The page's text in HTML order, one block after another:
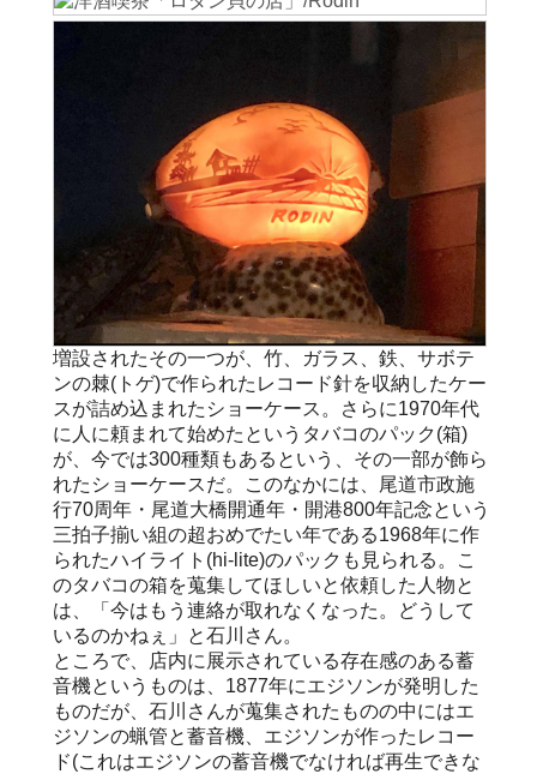
増設されたその一つが、竹、ガラス、鉄、サボテ
ンの棘(トゲ)で作られたレコード針を収納したケー
スが詰め込まれたショーケース。さらに1970年代
に人に頼まれて始めたというタバコのパック(箱)
が、今では300種類もあるという、その一部が飾ら
れたショーケースだ。このなかには、尾道市政施
行70周年・尾道大橋開通年・開港800年記念という
三拍子揃い組の超おめでたい年である1968年に作
られたハイライト(hi-lite)のパックも見られる。こ
のタバコの箱を蒐集してほしいと依頼した人物と
は、「今はもう連絡が取れなくなった。どうして
いるのかねぇ」と石川さん。
ところで、店内に展示されている存在感のある蓄
音機というものは、1877年にエジソンが発明した
ものだが、石川さんが蒐集されたものの中にはエ
ジソンの蝋管と蓄音機、エジソンが作ったレコー
ド(これはエジソンの蓄音機でなければ再生できな